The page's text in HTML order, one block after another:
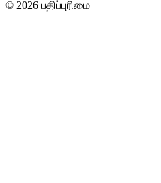
© 2026 பதிப்புரிமை